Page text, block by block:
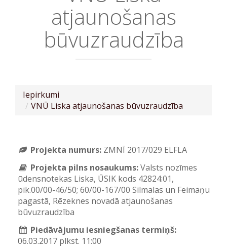
atjaunošanas
būvuzraudzība
Iepirkumi
VNŪ Liska atjaunošanas būvuzraudzība
Projekta numurs: ZMNĪ 2017/029 ELFLA
Projekta pilns nosaukums:Valsts nozīmes
ūdensnotekas Liska, ŪSIK kods 42824:01,
pik.00/00-46/50; 60/00-167/00 Silmalas un Feimaņu
pagastā, Rēzeknes novadā atjaunošanas
būvuzraudzība
Piedāvājumu iesniegšanas termiņš:
06.03.2017 plkst. 11:00